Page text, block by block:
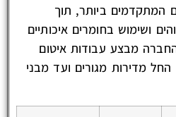
המתקדמים ביותר, תוך
ושימוש בחומרים איכותיים
מבצע עבודות איטום
מדירות מגורים ועד מבני